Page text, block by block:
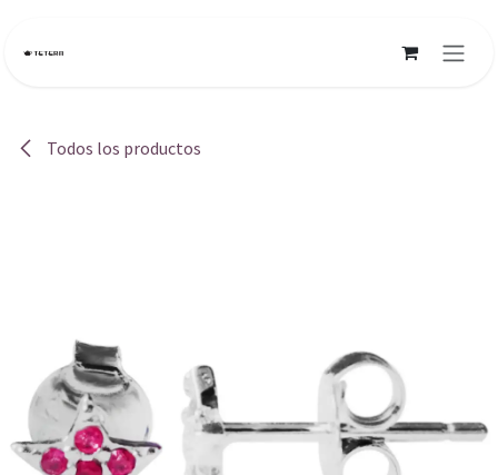
Todos los productos